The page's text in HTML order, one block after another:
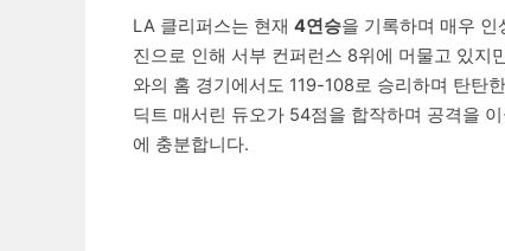
LA 클리퍼스는 현재 4연승을 기록하며 매우
진으로 인해 서부 컨퍼런스 8위에 머물고 있지
와의 홈 경기에서도 119-108로 승리하며 탄탄
딕트 매서린 듀오가 54점을 합작하며 공격을
에 충분합니다.